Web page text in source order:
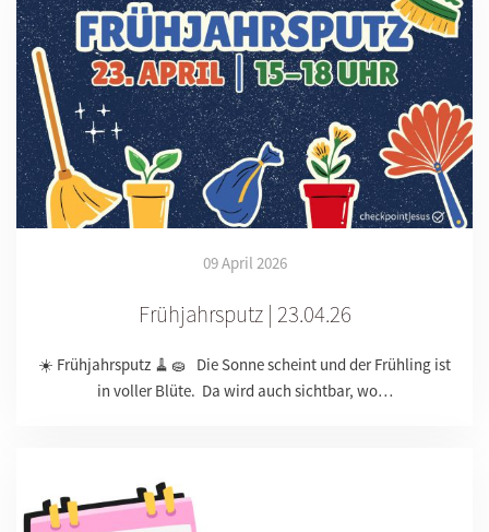
09 April 2026
Frühjahrsputz | 23.04.26
☀️ Frühjahrsputz 🧹🧽 Die Sonne scheint und der Frühling ist
in voller Blüte. Da wird auch sichtbar, wo…